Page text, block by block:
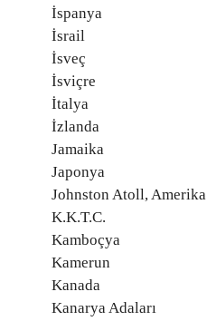
İspanya
İsrail
İsveç
İsviçre
İtalya
İzlanda
Jamaika
Japonya
Johnston Atoll, Amerika
K.K.T.C.
Kamboçya
Kamerun
Kanada
Kanarya Adaları